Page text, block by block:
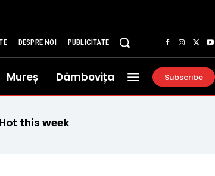
DESPRE NOI PUBLICITATE
Mureș Dâmbovița Subscribe
Hot this week